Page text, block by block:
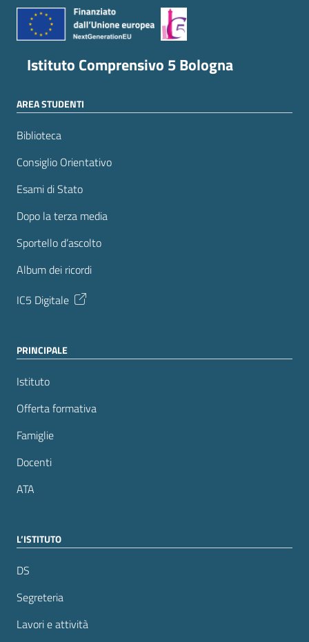
Istituto Comprensivo 5 Bologna
AREA STUDENTI
Biblioteca
Consiglio Orientativo
Esami di Stato
Dopo la terza media
Sportello d’ascolto
Album dei ricordi
IC5 Digitale
PRINCIPALE
Istituto
Offerta formativa
Famiglie
Docenti
ATA
L’ISTITUTO
DS
Segreteria
Lavori e attività